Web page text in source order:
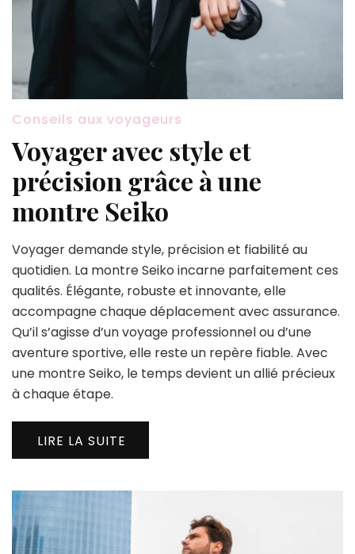
Conseils aux voyageurs
Voyager avec style et
précision grâce à une
montre Seiko
Voyager demande style, précision et fiabilité au
quotidien. La montre Seiko incarne parfaitement ces
qualités. Élégante, robuste et innovante, elle
accompagne chaque déplacement avec assurance.
Qu’il s’agisse d’un voyage professionnel ou d’une
aventure sportive, elle reste un repère fiable. Avec
une montre Seiko, le temps devient un allié précieux
à chaque étape.
LIRE LA SUITE